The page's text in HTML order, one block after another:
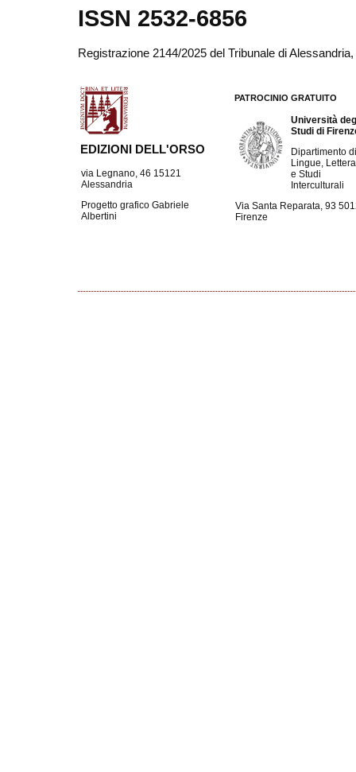
ISSN 2532-6856
Registrazione 2144/2025 del Tribunale di
EDIZIONI DELL'ORSO
via Legnano, 46 15121
Alessandria
Progetto grafico Gabriele
Albertini
PATROCINIO GRATUITO
Università
Studi di
Dipartimento
Lingue,
e Studi
Interculturali
Via Santa Reparata, 93
Firenze